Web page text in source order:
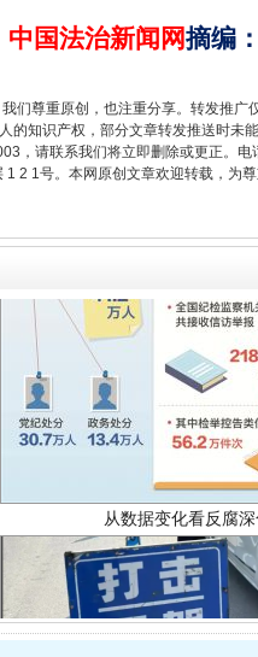
中国法治新闻网摘编 ：
们尊重原创，也注重分享。转发推广
的知识产权，部分文章转发推送时未
，请联系我们将立即删除或更正。电
2 1号。本网原创文章欢迎转载，为
从数据变化看反腐